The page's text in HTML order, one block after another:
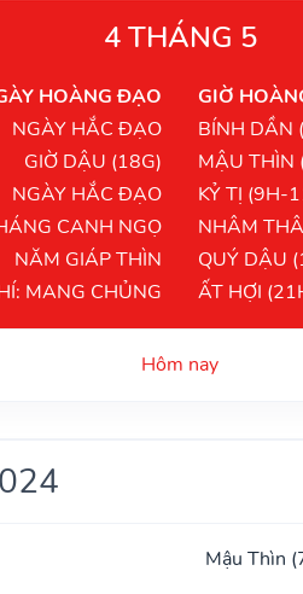
4 THÁNG 5
HOÀNG ĐẠO
NGÀY HẮC ĐẠO
GIỜ DẬU (18G)
NGÀY HẮC ĐẠO
CANH NGỌ
NĂM GIÁP THÌN
MANG CHỦNG
GIỜ
BÍNH DẦN
MẬU THÌN
KỶ TỊ (9H-
NHÂM
QUÝ DẬU
ẤT HỢI
Hôm nay
Mậu Thìn